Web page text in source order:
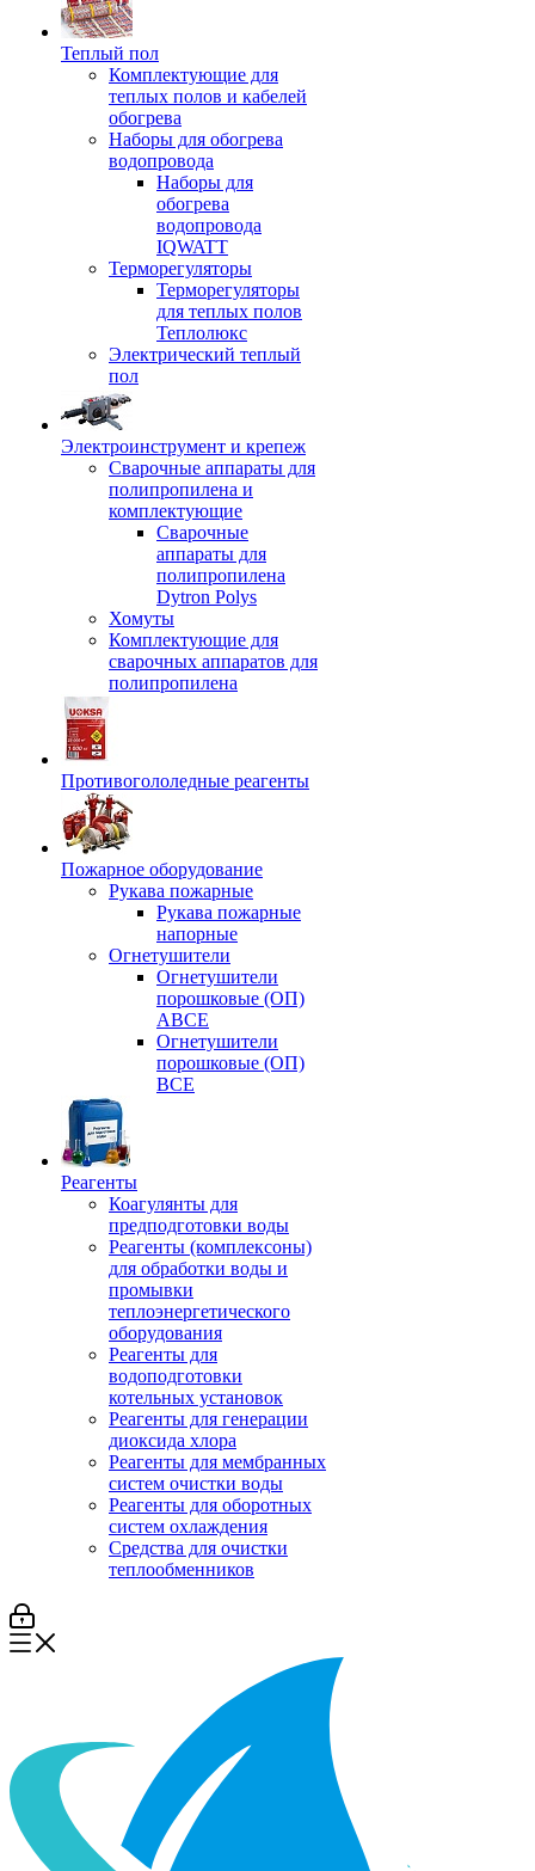
Теплый пол
Комплектующие для
теплых полов и кабелей
обогрева
Наборы для обогрева
водопровода
Наборы для
обогрева
водопровода
IQWATT
Терморегуляторы
Терморегуляторы
для теплых полов
Теплолюкс
Электрический теплый
пол
Электроинструмент и крепеж
Сварочные аппараты для
полипропилена и
комплектующие
Сварочные
аппараты для
полипропилена
Dytron Polys
Хомуты
Комплектующие для
сварочных аппаратов для
полипропилена
Противогололедные реагенты
Пожарное оборудование
Рукава пожарные
Рукава пожарные
напорные
Огнетушители
Огнетушители
порошковые (ОП)
АВСЕ
Огнетушители
порошковые (ОП)
ВСЕ
Реагенты
Коагулянты для
предподготовки воды
Реагенты (комплексоны)
для обработки воды и
промывки
теплоэнергетического
оборудования
Реагенты для
водоподготовки
котельных установок
Реагенты для генерации
диоксида хлора
Реагенты для мембранных
систем очистки воды
Реагенты для оборотных
систем охлаждения
Средства для очистки
теплообменников